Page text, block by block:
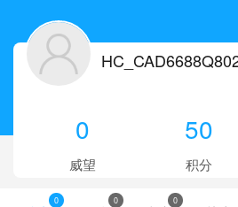
0
威望
50
积分
0 0 0